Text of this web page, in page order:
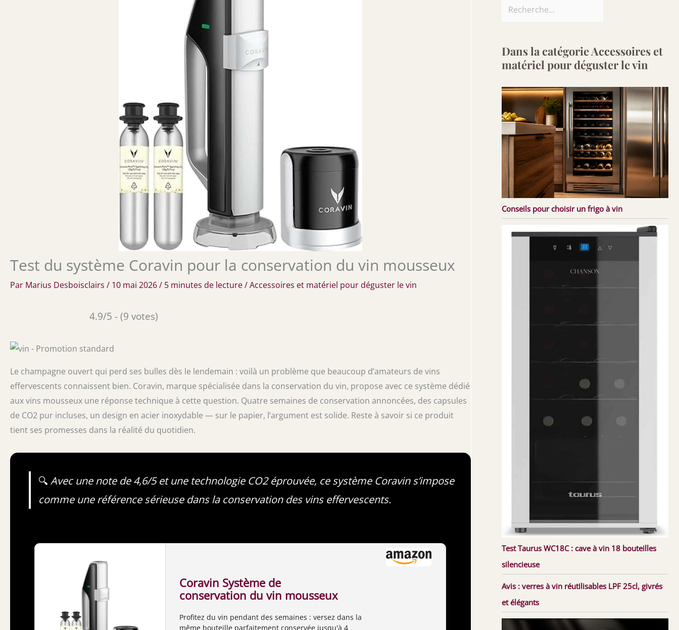
Test du système Coravin pour la conservation du vin mousseux
Par Marius Desboisclairs / 10 mai 2026/ 5 minutes de lecture/Accessoires et matériel pour déguster le vin
4.9/5 - (9 votes)
Le champagne ouvert qui perd ses bulles dès le lendemain : voilà un problème que beaucoup d’amateurs de vins
effervescents connaissent bien. Coravin, marque spécialisée dans la conservation du vin, propose avec ce système dédié
aux vins mousseux une réponse technique à cette question. Quatre semaines de conservation annoncées, des capsules
de CO2 pur incluses, un design en acier inoxydable — sur le papier, l’argument est solide. Reste à savoir si ce produit
tient ses promesses dans la réalité du quotidien.
🔍 Avec une note de 4,6/5 et une technologie CO2 éprouvée, ce système Coravin s’impose
comme une référence sérieuse dans la conservation des vins effervescents.
Coravin Système de
conservation du vin mousseux
4 semaines – Économiseur de
Profitez du vin pendant des semaines : versez dans la
même bouteille parfaitement conservée jusqu'à 4
Dans la catégorie Accessoires et
matériel pour déguster le vin
Conseils pour choisir un frigo à vin
Test Taurus WC18C : cave à vin 18 bouteilles
silencieuse
Avis : verres à vin réutilisables LPF 25cl, givrés
et élégants